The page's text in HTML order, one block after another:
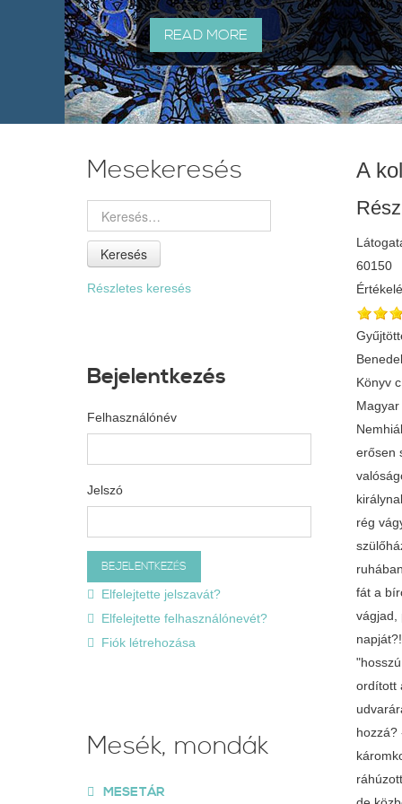
READ MORE
A
60150
Könyv
erősen
rég
fát a
vágjad,
ordított
hozzá?
Mesekeresés
Keresés
Részletes keresés
Bejelentkezés
Felhasználónév
Jelszó
Elfelejtette jelszavát?
Elfelejtette felhasználónevét?
Fiók létrehozása
Mesék, mondák
MESETÁR